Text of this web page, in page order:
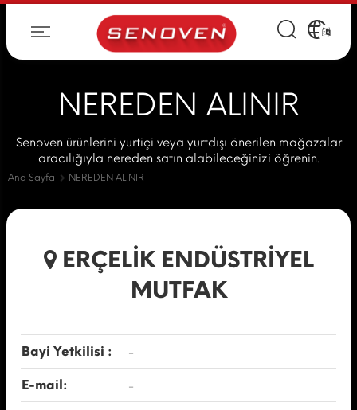
NEREDEN ALINIR
Senoven ürünlerini yurtiçi veya yurtdışı önerilen mağazalar
aracılığıyla nereden satın alabileceğinizi öğrenin.
Ana Sayfa NEREDEN ALINIR
ERÇELİK ENDÜSTRİYEL
MUTFAK
Bayi Yetkilisi : -
E-mail: -